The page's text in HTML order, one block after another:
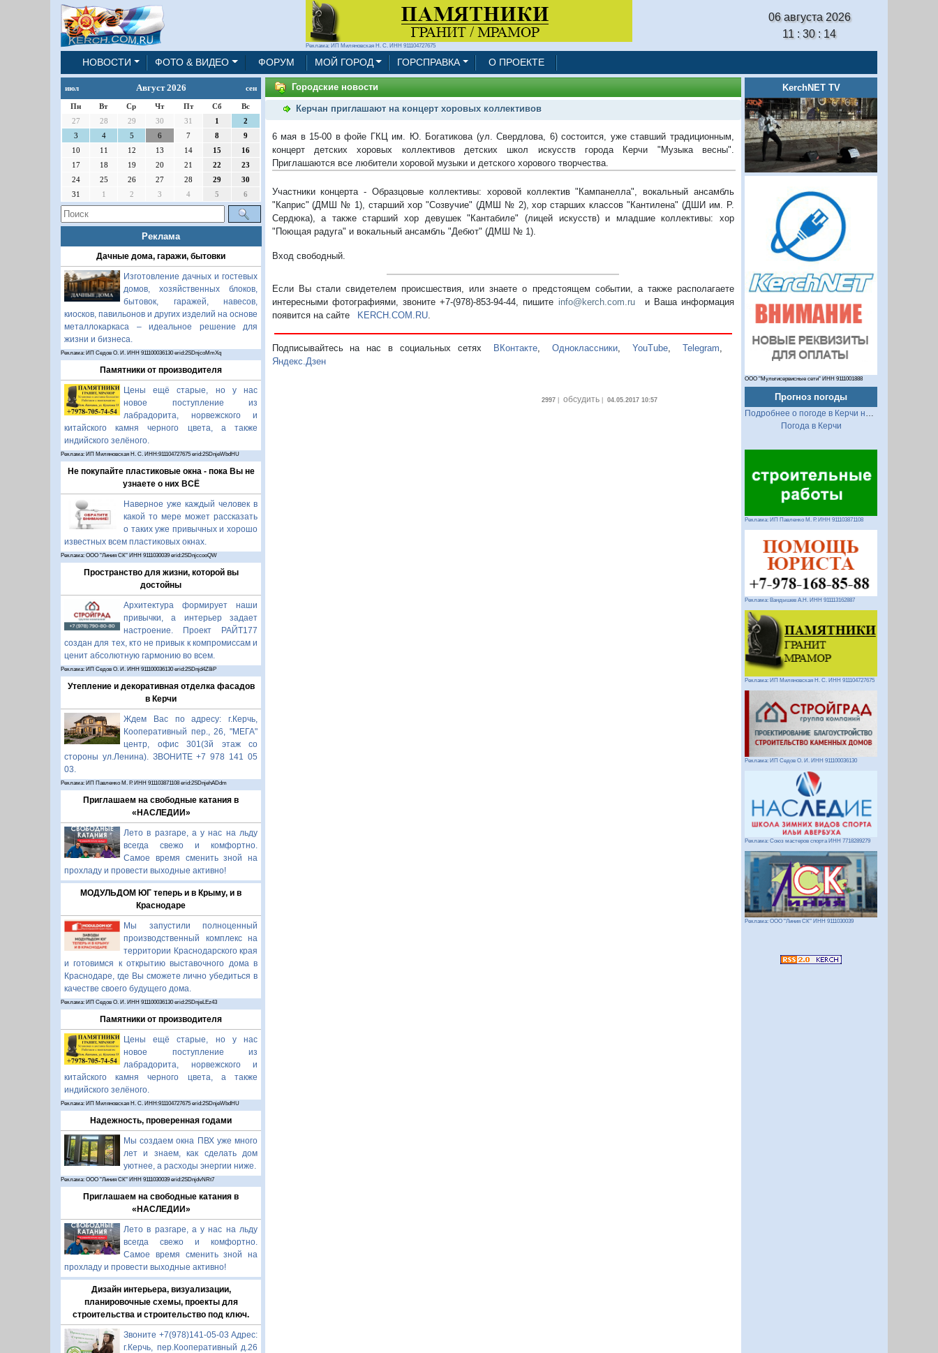
Реклама: ИП Миляновская Н. С. ИНН 911104727675
06 августа 2026
11 : 30 : 14
НОВОСТИ ФОТО & ВИДЕО ФОРУМ МОЙ ГОРОД ГОРСПРАВКА О ПРОЕКТЕ
июл Август 2026 сен
Пн Вт Ср Чт Пт Сб
Вс
27
28 29 30 31 1
2
3
4 5 6 7 8
9
10
11 12 13 14 15
16
17
18 19 20 21 22
23
24
25 26 27 28 29
30
31
1 2 3 4 5 6
Реклама
Дачные дома, гаражи, бытовки
Изготовление дачных и гостевых
домов, хозяйственных блоков,
бытовок, гаражей, навесов,
киосков, павильонов и других изделий на основе
металлокаркаса – идеальное решение для
жизни и бизнеса.
Реклама: ИП Седов О. И. ИНН 911100036130 erid:2SDnjcoMmXq
Памятники от производителя
Цены ещё старые, но у нас
новое поступление из
лабрадорита, норвежского и
китайского камня черного цвета, а также
индийского зелёного.
Реклама: ИП Миляновская Н. С. ИНН:911104727675 erid:2SDnjeWbdHU
Не покупайте пластиковые окна - пока Вы не
узнаете о них ВСЁ
Наверное уже каждый человек в
какой то мере может рассказать
о таких уже привычных и хорошо
известных всем пластиковых окнах.
Реклама: ООО "Линия СК" ИНН 9111030039 erid:2SDnjccooQW
Пространство для жизни, которой вы
достойны
Архитектура формирует наши
привычки, а интерьер задает
настроение. Проект РАЙТ177
создан для тех, кто не привык к компромиссам и
ценит абсолютную гармонию во всем.
Реклама: ИП Седов О. И. ИНН 911100036130 erid:2SDnjd4Z8iP
Утепление и декоративная отделка фасадов
в Керчи
Ждем Вас по адресу: г.Керчь,
Кооперативный пер., 26, "МЕГА"
центр, офис 301(3й этаж со
стороны ул.Ленина). ЗВОНИТЕ +7 978 141 05
03.
Реклама: ИП Павленко М. Р. ИНН 911103871108 erid:2SDnjehADdm
Приглашаем на свободные катания в
«НАСЛЕДИИ»
Лето в разгаре, а у нас на льду
всегда свежо и комфортно.
Самое время сменить зной на
прохладу и провести выходные активно!
МОДУЛЬДОМ ЮГ теперь и в Крыму, и в
Краснодаре
Мы запустили полноценный
производственный комплекс на
территории Краснодарского края
и готовимся к открытию выставочного дома в
Краснодаре, где Вы сможете лично убедиться в
качестве своего будущего дома.
Реклама: ИП Седов О. И. ИНН 911100036130 erid:2SDnjeLEz43
Памятники от производителя
Цены ещё старые, но у нас
новое поступление из
лабрадорита, норвежского и
китайского камня черного цвета, а также
индийского зелёного.
Реклама: ИП Миляновская Н. С. ИНН:911104727675 erid:2SDnjeWbdHU
Надежность, проверенная годами
Мы создаем окна ПВХ уже много
лет и знаем, как сделать дом
уютнее, а расходы энергии ниже.
Реклама: ООО "Линия СК" ИНН 9111030039 erid:2SDnjdvNRt7
Приглашаем на свободные катания в
«НАСЛЕДИИ»
Лето в разгаре, а у нас на льду
всегда свежо и комфортно.
Самое время сменить зной на
прохладу и провести выходные активно!
Дизайн интерьера, визуализации,
планировочные схемы, проекты для
строительства и строительство под ключ.
Звоните +7(978)141-05-03 Адрес:
г.Керчь, пер.Кооперативный д.26
Городские новости
Керчан приглашают на концерт хоровых коллективов
6 мая в 15-00 в фойе ГКЦ им. Ю. Богатикова (ул. Свердлова, 6) состоится, уже ставший традиционным,
концерт детских хоровых коллективов детских школ искусств города Керчи "Музыка весны".
Приглашаются все любители хоровой музыки и детского хорового творчества.
Участники концерта - Образцовые коллективы: хоровой коллектив "Кампанелла", вокальный ансамбль
"Каприс" (ДМШ № 1), старший хор "Созвучие" (ДМШ № 2), хор старших классов "Кантилена" (ДШИ им. Р.
Сердюка), а также старший хор девушек "Кантабиле" (лицей искусств) и младшие коллективы: хор
"Поющая радуга" и вокальный ансамбль "Дебют" (ДМШ № 1).
Вход свободный.
Если Вы стали свидетелем происшествия, или знаете о предстоящем событии, а также располагаете
интересными фотографиями, звоните +7-(978)-853-94-44, пишите info@kerch.com.ru и Ваша информация
появится на сайте KERCH.COM.RU.
Подписывайтесь на нас в социальных сетях ВКонтакте Одноклассники ,YouTube ,Telegram
Яндекс.Дзен
2997| обсудить| 04.05.2017 10:57
KerchNET TV
ООО "Мультисервисные сети" ИНН 9111001888
Прогноз погоды
Подробнее о погоде в Керчи на 2 недели
Погода в Керчи
Реклама: ИП Павленко М. Р. ИНН 911103871108
Реклама: Вандышев А.Н. ИНН 911113162887
Реклама: ИП Миляновская Н. С. ИНН 911104727675
Реклама: ИП Седов О. И. ИНН 911100036130
Реклама: Союз мастеров спорта ИНН 7718289279
Реклама: ООО "Линия СК" ИНН 9111030039